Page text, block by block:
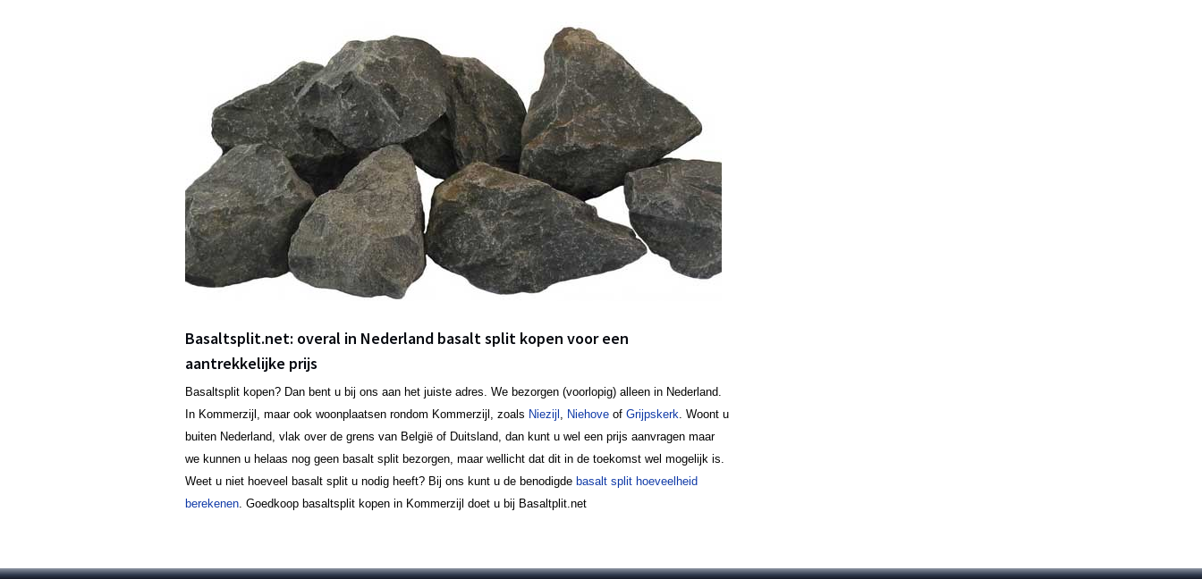
Basaltsplit.net: overal in Nederland basalt split kopen voor een
aantrekkelijke prijs
Basaltsplit kopen? Dan bent u bij ons aan het juiste adres. We bezorgen (voorlopig) alleen in Nederland.
In Kommerzijl, maar ook woonplaatsen rondom Kommerzijl, zoals Niezijl , Niehove of Grijpskerk. Woont u
buiten Nederland, vlak over de grens van België of Duitsland, dan kunt u wel een prijs aanvragen maar
we kunnen u helaas nog geen basalt split bezorgen, maar wellicht dat dit in de toekomst wel mogelijk is.
Weet u niet hoeveel basalt split u nodig heeft? Bij ons kunt u de benodigde basalt split hoeveelheid
berekenen. Goedkoop basaltsplit kopen in Kommerzijl doet u bij Basaltplit.net